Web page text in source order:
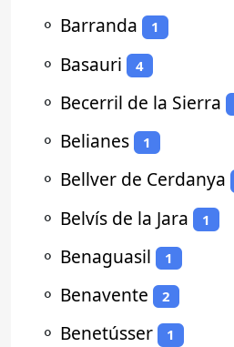
⚬ Barranda 1
⚬ Basauri 4
⚬ Becerril de la Sierra
⚬ Belianes 1
⚬ Bellver de Cerdanya
⚬ Belvís de la Jara 1
⚬ Benaguasil 1
⚬ Benavente 2
⚬ Benetússer 1